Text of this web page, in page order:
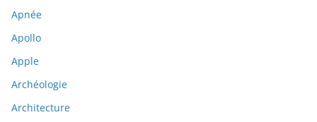
Apnée
Apollo
Apple
Archéologie
Architecture